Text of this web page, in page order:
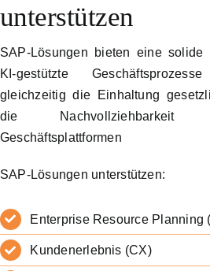
unterstützen
SAP-Lösungen bieten eine solide
KI-gestützte
gleichzeitig die Einhaltung
die Nachvollziehbarkeit
Geschäftsplattformen
SAP-Lösungen unterstützen:
Enterprise Resource Planning
Kundenerlebnis (CX)